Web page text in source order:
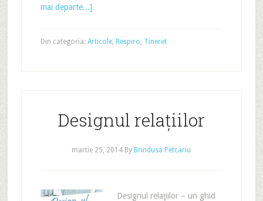
mai departe...]
Din categoria: Articole, Respiro, Tineret
Designul relaţiilor
martie 25, 2014 By Brindusa Petcariu
Designul relaţiilor – un ghid